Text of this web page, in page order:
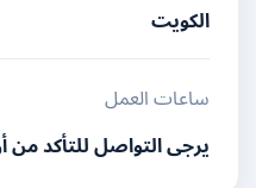
الكويت
ساعات العمل
يرجى التواصل للتأكد من